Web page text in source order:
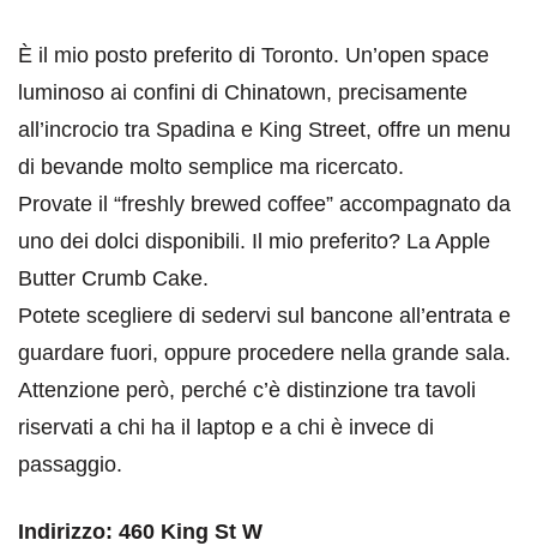
È il mio posto preferito di Toronto. Un’open space
luminoso ai confini di Chinatown, precisamente
all’incrocio tra Spadina e King Street, offre un menu
di bevande molto semplice ma ricercato.
Provate il “freshly brewed coffee” accompagnato da
uno dei dolci disponibili. Il mio preferito? La Apple
Butter Crumb Cake.
Potete scegliere di sedervi sul bancone all’entrata e
guardare fuori, oppure procedere nella grande sala.
Attenzione però, perché c’è distinzione tra tavoli
riservati a chi ha il laptop e a chi è invece di
passaggio.
Indirizzo: 460 King St W